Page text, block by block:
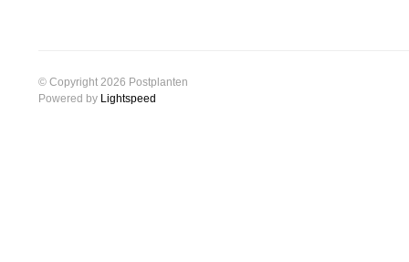
© Copyright 2026 Postplanten
Powered by Lightspeed